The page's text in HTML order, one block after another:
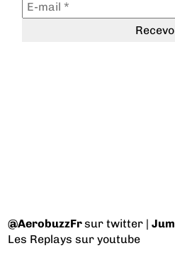
@AerobuzzFrsur twitter |
Les Replays sur youtube